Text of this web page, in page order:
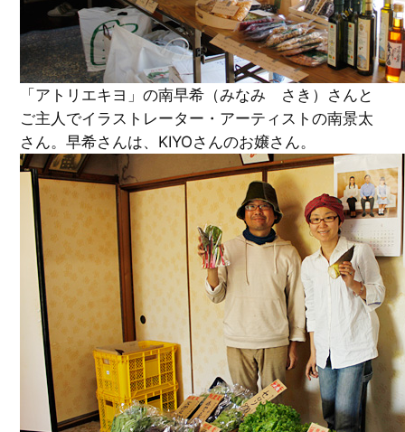
「アトリエキヨ」の南早希（みなみ さき）さんと
ご主人でイラストレーター・アーティストの南景太
さん。早希さんは、KIYOさんのお嬢さん。